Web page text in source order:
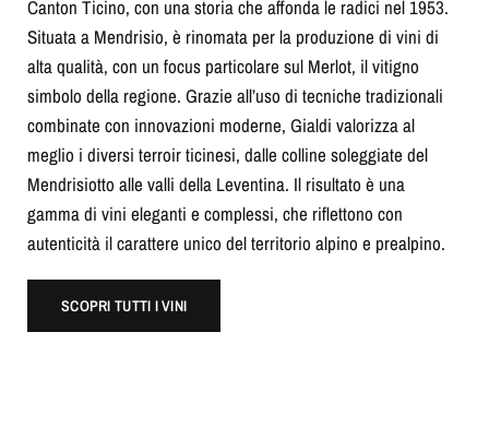
Canton Ticino, con una storia che affonda le radici nel 1953.
Situata a Mendrisio, è rinomata per la produzione di vini di
alta qualità, con un focus particolare sul Merlot, il vitigno
simbolo della regione. Grazie all’uso di tecniche tradizionali
combinate con innovazioni moderne, Gialdi valorizza al
meglio i diversi terroir ticinesi, dalle colline soleggiate del
Mendrisiotto alle valli della Leventina. Il risultato è una
gamma di vini eleganti e complessi, che riflettono con
autenticità il carattere unico del territorio alpino e prealpino.
SCOPRI TUTTI I VINI